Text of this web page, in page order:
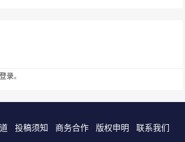
登录。
投稿须知 商务合作 版权申明 联系我们